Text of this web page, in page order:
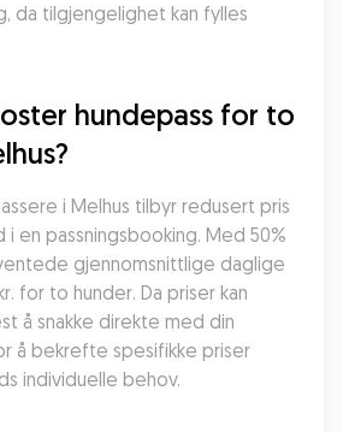
da tilgjengelighet kan fylles
hundepass for to
i Melhus tilbyr redusert pris
i en passningsbooking. Med 50%
gjennomsnittlige daglige
for to hunder. Da priser kan
å snakke direkte med din
å bekrefte spesifikke priser
individuelle behov.